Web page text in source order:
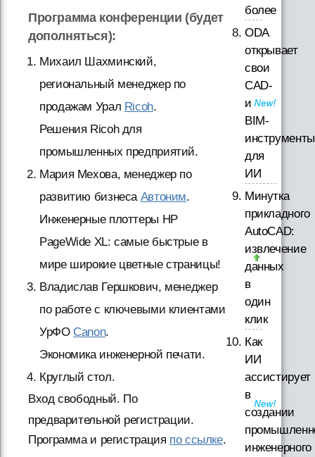
Программа конференции (будет
дополняться):
Михаил Шахминский,
региональный менеджер по
продажам Урал Ricoh.
Решения Ricoh для
промышленных предприятий.
Мария Мехова, менеджер по
развитию бизнеса Автоним.
Инженерные плоттеры HP
PageWide XL: самые быстрые в
мире широкие цветные страницы!
Владислав Гершкович, менеджер
по работе с ключевыми клиентами
УрФО Canon.
Экономика инженерной печати.
Круглый стол.
Вход свободный. По
предварительной регистрации.
Программа и регистрация по ссылке.
более
ODA
открывает
свои
CAD-
и
BIM-
инструменты
для
ИИ
Минутка
прикладного
AutoCAD:
извлечение
данных
в
один
клик
Как
ИИ
ассистирует
в
создании
инженерного